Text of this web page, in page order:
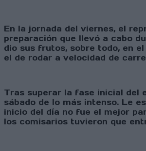
En la jornada del viernes, el
preparación que llevó a cabo
dio sus frutos, sobre todo, en
el de rodar a velocidad de
Tras superar la fase inicial del
sábado de lo más intenso. Le
inicio del día no fue el mejor
los comisarios tuvieron que